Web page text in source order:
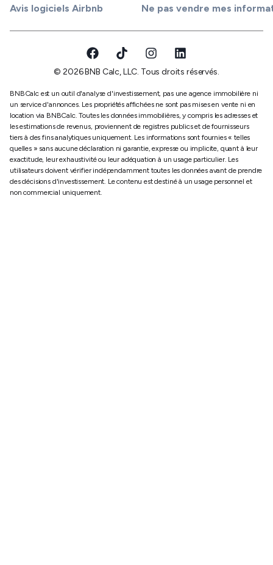
Avis logiciels Airbnb
Ne pas vendre mes
© 2026 BNB Calc, LLC. Tous droits réservés.
BNBCalc est un outil d'analyse d'investissement, pas une agence immobilière ni
un service d'annonces. Les propriétés affichées ne sont pas mises en vente ni en
location via BNBCalc. Toutes les données immobilières, y compris les adresses et
les estimations de revenus, proviennent de registres publics et de fournisseurs
tiers à des fins analytiques uniquement. Les informations sont fournies « telles
quelles » sans aucune déclaration ni garantie, expresse ou implicite, quant à leur
exactitude, leur exhaustivité ou leur adéquation à un usage particulier. Les
utilisateurs doivent vérifier indépendamment toutes les données avant de prendre
des décisions d'investissement. Le contenu est destiné à un usage personnel et
non commercial uniquement.